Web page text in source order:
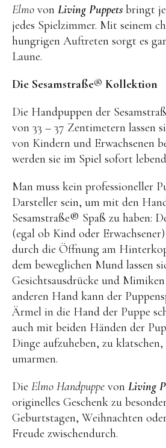
TILDA
Spielen
Bücher
Kuscheltiere
Lernspiele
Spielzeug aus dem
filipok
WOODEN
GRAPAT
RADUGA
activity
lotes toys
Konges Sløjd
BENA |
Min Min
LIVING
Elmo von Living Puppets bringt
jedes Spielzimmer. Mit seinem
hungrigen Auftreten sorgt es
Laune.
Die Sesamstraße® Kollektion
Die Handpuppen der
von 33 – 37 Zentimetern lassen
von Kindern und Erwachsenen
werden sie im Spiel sofort
Man muss kein professioneller
Darsteller sein, um mit den
Sesamstraße® Spaß zu haben:
(egal ob Kind oder
durch die Öffnung am
dem beweglichen Mund lassen
Gesichtsausdrücke und
anderen Hand kann der
Ärmel in die Hand der Puppe
auch mit beiden Händen der
Dinge aufzuheben, zu
umarmen.
Die Elmo Handpuppe von Living
originelles Geschenk zu
Geburtstagen, Weihnachten
Freude zwischendurch.